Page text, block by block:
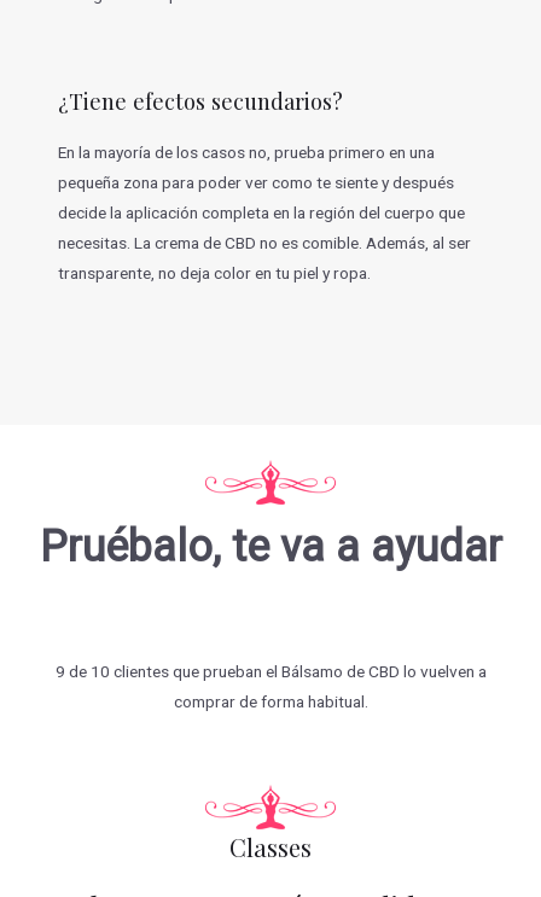
¿Tiene efectos secundarios?
En la mayoría de los casos no, prueba primero en una
pequeña zona para poder ver como te siente y después
decide la aplicación completa en la región del cuerpo que
necesitas. La crema de CBD no es comible. Además, al ser
transparente, no deja color en tu piel y ropa.
Pruébalo, te va a ayudar
9 de 10 clientes que prueban el Bálsamo de CBD lo vuelven a
comprar de forma habitual.
Classes